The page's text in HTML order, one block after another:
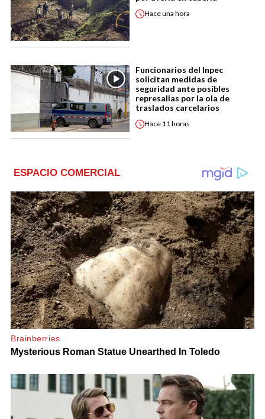
Haceuna hora
Funcionarios del Inpec
solicitan medidas de
seguridad ante posibles
represalias por la ola de
traslados carcelarios
Hace 11 horas